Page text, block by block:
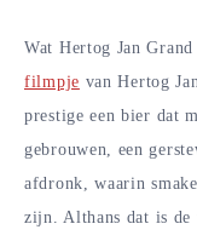
Wat Hertog Jan
filmpje van Hertog
prestige een bier dat
gebrouwen, een
afdronk, waarin
zijn. Althans dat is